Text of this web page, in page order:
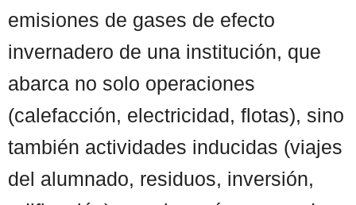
emisiones de gases de efecto
invernadero de una institución, que
abarca no solo operaciones
(calefacción, electricidad, flotas), sino
también actividades inducidas (viajes
del alumnado, residuos, inversión,